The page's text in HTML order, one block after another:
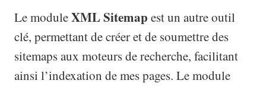
Le moduleXML Sitemap est un autre outil
clé, permettant de créer et de soumettre des
sitemaps aux moteurs de recherche, facilitant
ainsi l’indexation de mes pages. Le module